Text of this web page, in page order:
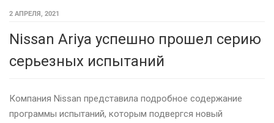
2 АПРЕЛЯ, 2021
Nissan Ariya успешно прошел серию
серьезных испытаний
Компания Nissan представила подробное содержание
программы испытаний, которым подвергся новый